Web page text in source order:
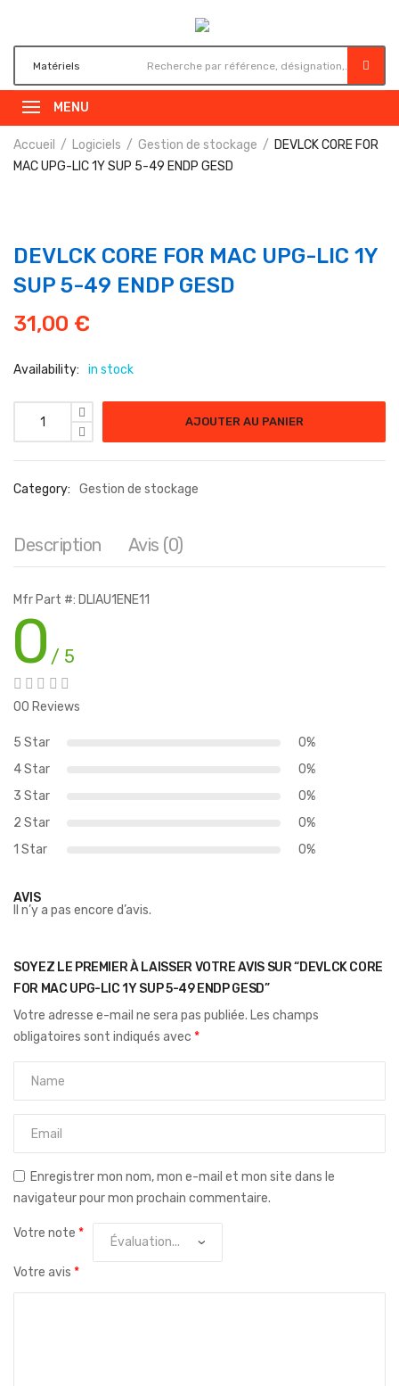
MENU
Accueil Logiciels Gestion de stockage
DEVLCK CORE FOR
MAC UPG-LIC 1Y SUP 5-49 ENDP GESD
DEVLCK CORE FOR MAC UPG-LIC 1Y
SUP 5-49 ENDP GESD
31,00 €
Availability: in stock
quantité de DEVLCK CORE FOR MAC UPG-LIC 1Y SUP 5-49
AJOUTER AU PANIER
Category: Gestion de stockage
Description Avis (0)
Mfr Part #: DLIAU1ENE11
0 / 5
00 Reviews
5 Star
0%
4 Star
0%
3 Star
0%
2 Star
0%
1 Star
0%
AVIS
Il n’y a pas encore d’avis.
SOYEZ LE PREMIER À LAISSER VOTRE AVIS SUR “DEVLCK CORE
FOR MAC UPG-LIC 1Y SUP 5-49 ENDP GESD”
Votre adresse e-mail ne sera pas publiée. Les champs
obligatoires sont indiqués avec *
Enregistrer mon nom, mon e-mail et mon site dans le
navigateur pour mon prochain commentaire.
Votre note *
Votre avis *